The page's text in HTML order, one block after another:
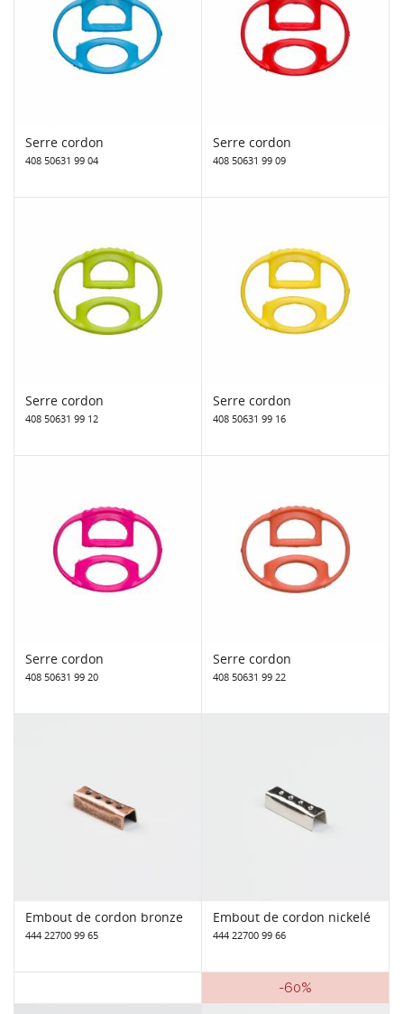
Serre cordon
408 50631 99 04
Serre cordon
408 50631 99 09
Serre cordon
408 50631 99 12
Serre cordon
408 50631 99 16
Serre cordon
408 50631 99 20
Serre cordon
408 50631 99 22
Embout de cordon bronze
444 22700 99 65
Embout de cordon nickelé
444 22700 99 66
-60%